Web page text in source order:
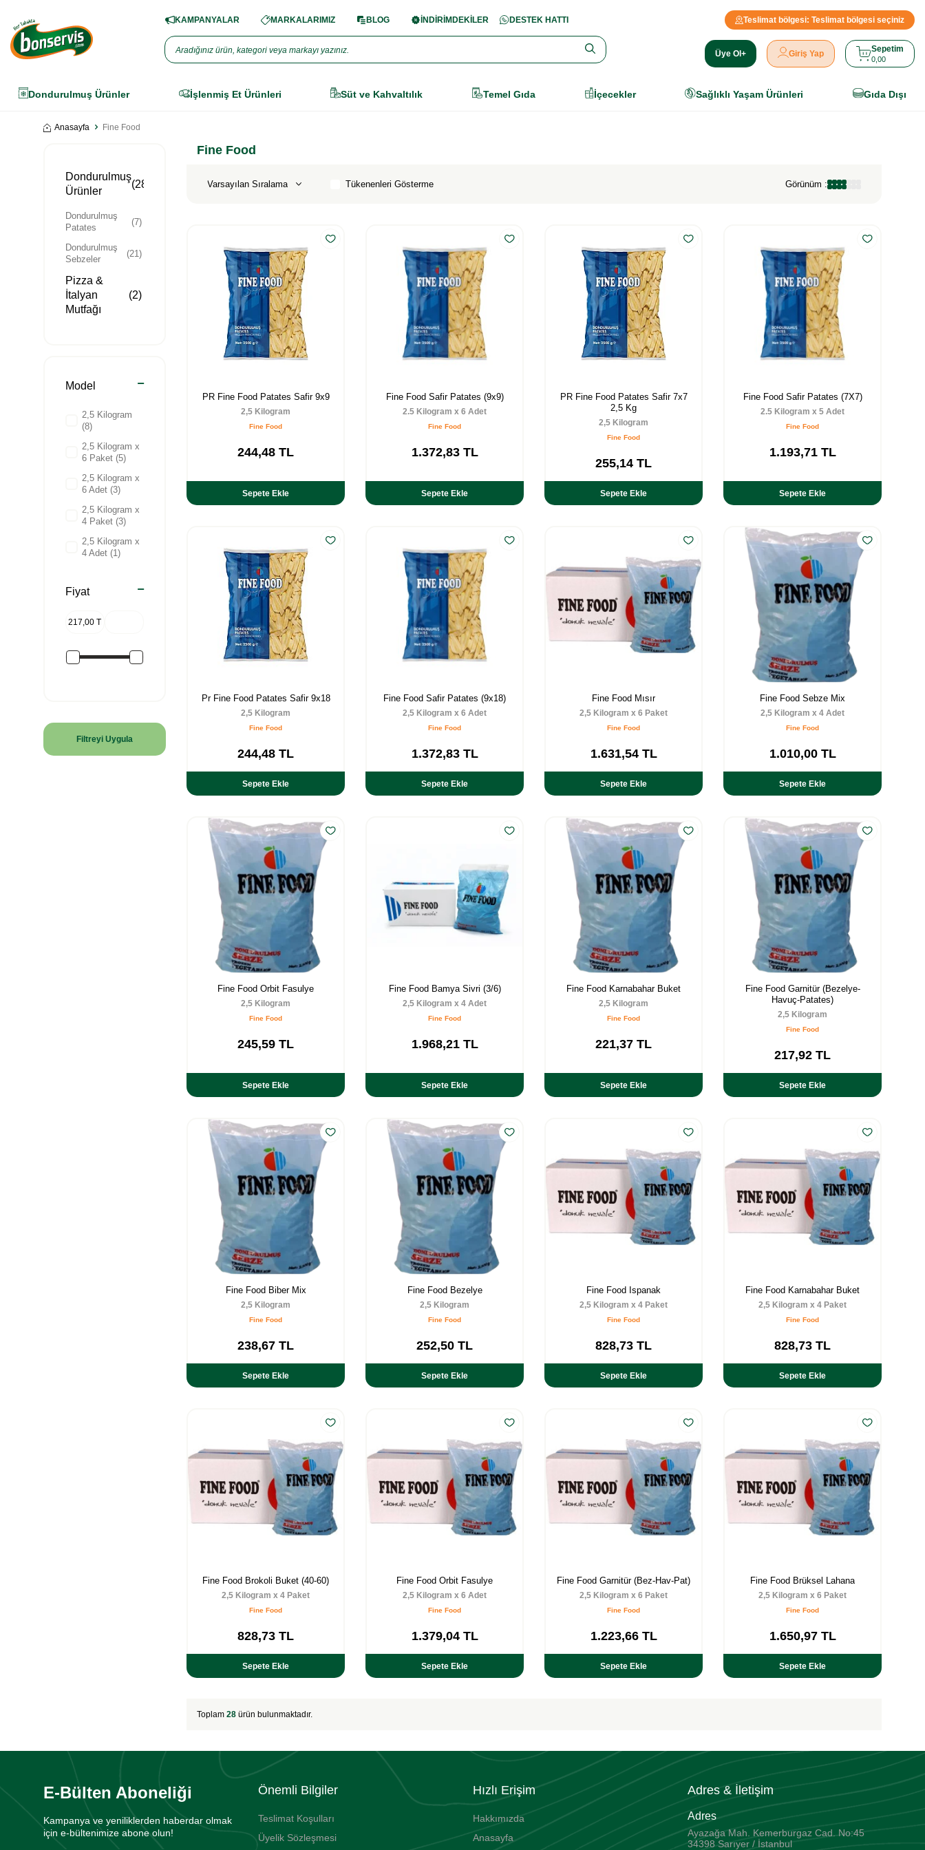
KAMPANYALAR MARKALARIMIZ BLOG İNDİRİMDEKİLER DESTEK HATTI Teslimat bölgesi: Teslimat bölgesi seçiniz
Üye Ol+ Giriş Yap Sepetim
0,00
Dondurulmuş Ürünler İşlenmiş Et Ürünleri Süt ve Kahvaltılık Temel Gıda İçecekler Sağlıklı Yaşam Ürünleri Gıda Dışı
Anasayfa Fine Food
Dondurulmuş
Ürünler
(28)
Dondurulmuş
Patates
(7)
Dondurulmuş
Sebzeler
(21)
Pizza &
İtalyan
Mutfağı
(2)
Ürünleri
(1)
Model
2,5 Kilogram
(8)
2,5 Kilogram x
6 Paket (5)
2,5 Kilogram x
6 Adet (3)
2,5 Kilogram x
4 Paket (3)
2,5 Kilogram x
4 Adet (1)
5 Adet
Fiyat
Filtreyi Uygula
Fine Food
Tükenenleri Gösterme Görünüm :
PR Fine Food Patates Safir 9x9
2,5 Kilogram
Fine Food
244,48 TL
Sepete Ekle
Fine Food Safir Patates (9x9)
2.5 Kilogram x 6 Adet
Fine Food
1.372,83TL
Sepete Ekle
PR Fine Food Patates Safir 7x7
2,5 Kg
2,5 Kilogram
Fine Food
255,14 TL
Sepete Ekle
Fine Food Safir Patates (7X7)
2.5 Kilogram x 5 Adet
Fine Food
1.193,71TL
Sepete Ekle
Pr Fine Food Patates Safir 9x18
2,5 Kilogram
Fine Food
244,48 TL
Sepete Ekle
Fine Food Safir Patates (9x18)
2,5 Kilogram x 6 Adet
Fine Food
1.372,83TL
Sepete Ekle
Fine Food Mısır
2,5 Kilogram x 6 Paket
Fine Food
1.631,54TL
Sepete Ekle
Fine Food Sebze Mix
2,5 Kilogram x 4 Adet
Fine Food
1.010,00TL
Sepete Ekle
Fine Food Orbit Fasulye
2,5 Kilogram
Fine Food
245,59 TL
Sepete Ekle
Fine Food Bamya Sivri (3/6)
2,5 Kilogram x 4 Adet
Fine Food
1.968,21TL
Sepete Ekle
Fine Food Karnabahar Buket
2,5 Kilogram
Fine Food
221,37 TL
Sepete Ekle
Fine Food Garnitür (Bezelye-
Havuç-Patates)
2,5 Kilogram
Fine Food
217,92 TL
Sepete Ekle
Fine Food Biber Mix
2,5 Kilogram
Fine Food
238,67 TL
Sepete Ekle
Fine Food Bezelye
2,5 Kilogram
Fine Food
252,50 TL
Sepete Ekle
Fine Food Ispanak
2,5 Kilogram x 4 Paket
Fine Food
828,73 TL
Sepete Ekle
Fine Food Karnabahar Buket
2,5 Kilogram x 4 Paket
Fine Food
828,73 TL
Sepete Ekle
Fine Food Brokoli Buket (40-60)
2,5 Kilogram x 4 Paket
Fine Food
828,73 TL
Sepete Ekle
Fine Food Orbit Fasulye
2,5 Kilogram x 6 Adet
Fine Food
1.379,04TL
Sepete Ekle
Fine Food Garnitür (Bez-Hav-Pat)
2,5 Kilogram x 6 Paket
Fine Food
1.223,66TL
Sepete Ekle
Fine Food Brüksel Lahana
2,5 Kilogram x 6 Paket
Fine Food
1.650,97TL
Sepete Ekle
Toplam 28 ürün bulunmaktadır.
E-Bülten Aboneliği
Kampanya ve yeniliklerden haberdar olmak
için e-bültenimize abone olun!
Önemli Bilgiler
Teslimat Koşulları
Üyelik Sözleşmesi
Hızlı Erişim
Hakkımızda
Anasayfa
Adres & İletişim
Adres
Ayazağa Mah. Kemerburgaz Cad. No:45
34398 Sarıyer / İstanbul